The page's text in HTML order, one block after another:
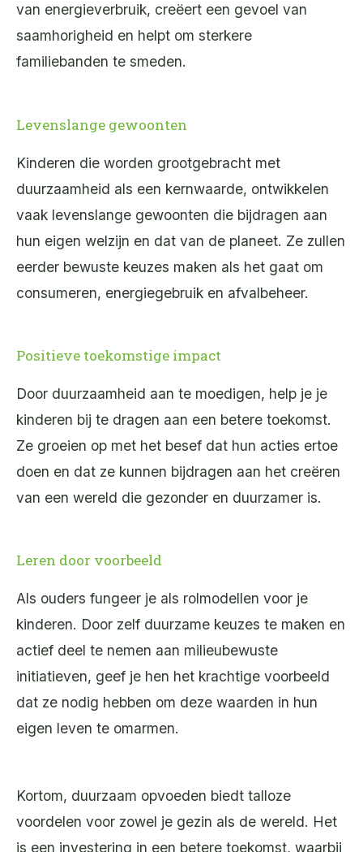
van energieverbruik, creëert een gevoel van
saamhorigheid en helpt om sterkere
familiebanden te smeden.
Levenslange gewoonten
Kinderen die worden grootgebracht met
duurzaamheid als een kernwaarde, ontwikkelen
vaak levenslange gewoonten die bijdragen aan
hun eigen welzijn en dat van de planeet. Ze zullen
eerder bewuste keuzes maken als het gaat om
consumeren, energiegebruik en afvalbeheer.
Positieve toekomstige impact
Door duurzaamheid aan te moedigen, help je je
kinderen bij te dragen aan een betere toekomst.
Ze groeien op met het besef dat hun acties ertoe
doen en dat ze kunnen bijdragen aan het creëren
van een wereld die gezonder en duurzamer is.
Leren door voorbeeld
Als ouders fungeer je als rolmodellen voor je
kinderen. Door zelf duurzame keuzes te maken en
actief deel te nemen aan milieubewuste
initiatieven, geef je hen het krachtige voorbeeld
dat ze nodig hebben om deze waarden in hun
eigen leven te omarmen.
Kortom, duurzaam opvoeden biedt talloze
voordelen voor zowel je gezin als de wereld. Het
is een investering in een betere toekomst, waarbij